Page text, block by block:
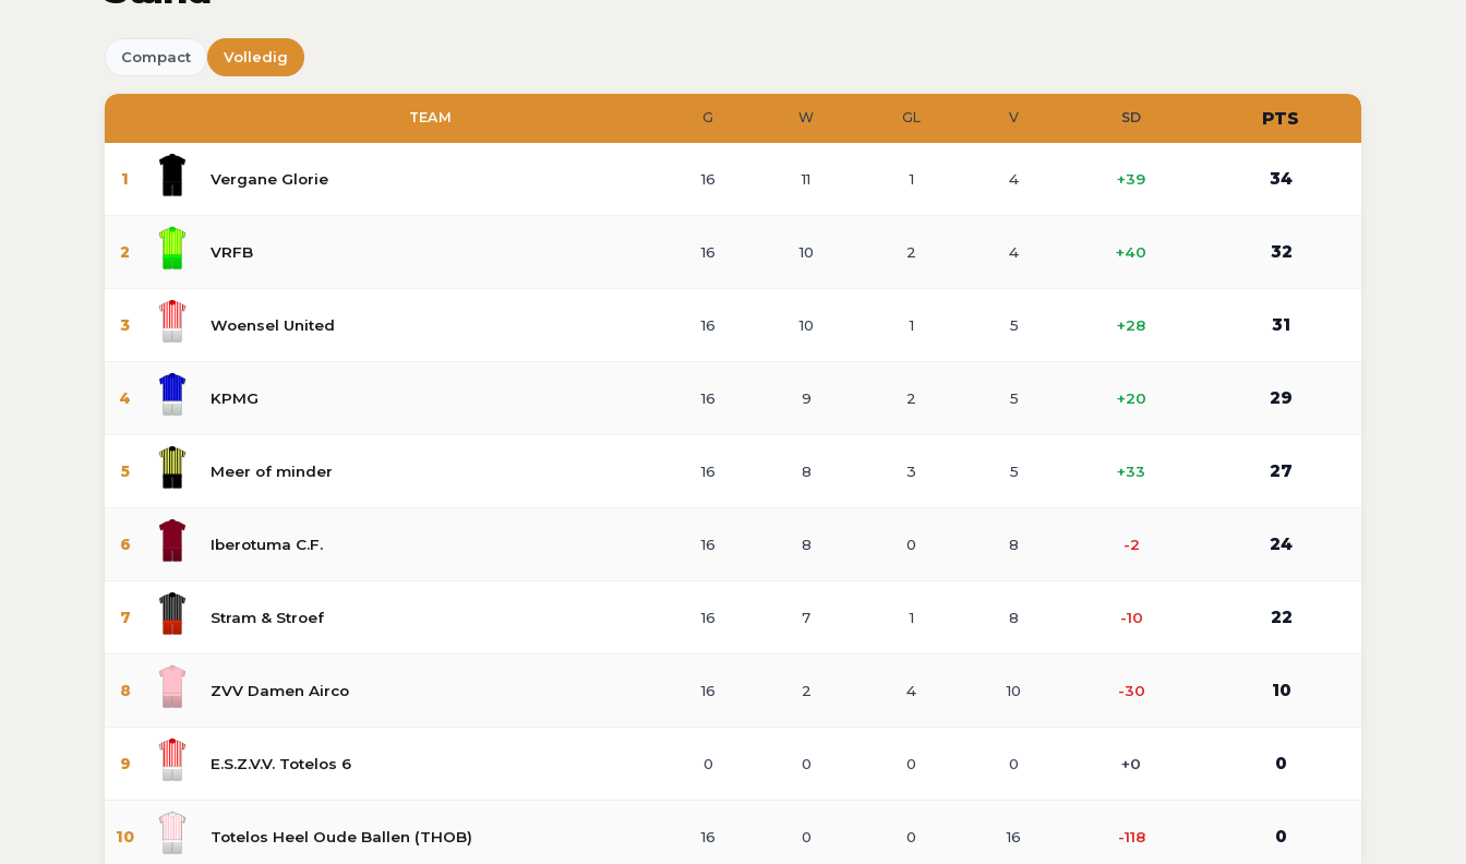
Compact Volledig
TEAM G W GL V SD PTS
1 Vergane Glorie 16 11 1 4 +39 34
2 VRFB 16 10 2 4 +40 32
3 Woensel United 16 10 1 5 +28 31
4 KPMG 16 9 2 5 +20 29
5 Meer of minder 16 8 3 5 +33 27
6 Iberotuma C.F. 16 8 0 8 -2 24
7 Stram & Stroef 16 7 1 8 -10 22
8 ZVV Damen Airco 16 2 4 10 -30 10
9 E.S.Z.V.V. Totelos 6 0 0 0 0 +0 0
10 Totelos Heel Oude Ballen (THOB) 16 0 0 16 -118 0